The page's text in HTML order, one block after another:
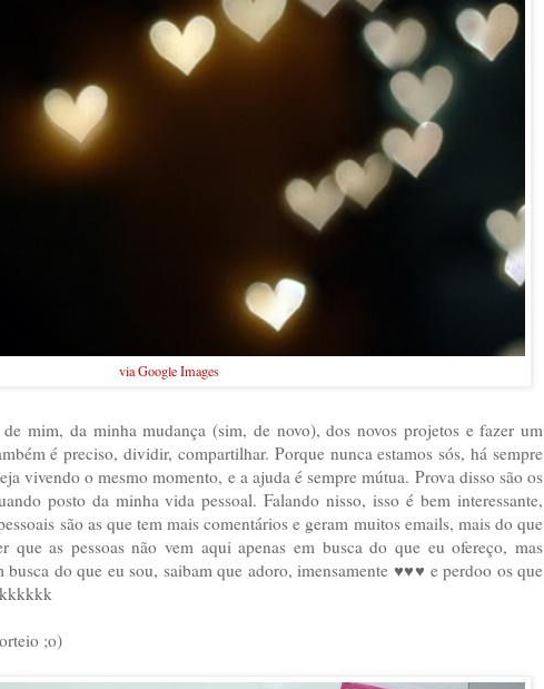
via Google Images
mim, da minha mudança (sim, de novo), dos novos projetos e fazer um
é preciso, dividir, compartilhar. Porque nunca estamos sós, há sempre
vivendo o mesmo momento, e a ajuda é sempre mútua. Prova disso são os
posto da minha vida pessoal. Falando nisso, isso é bem interessante,
são as que tem mais comentários e geram muitos emails, mais do que
as pessoas não vem aqui apenas em busca do que eu ofereço, mas
busca do que eu sou, saibam que adoro, imensamente ♥♥♥ e perdoo os que
;o)